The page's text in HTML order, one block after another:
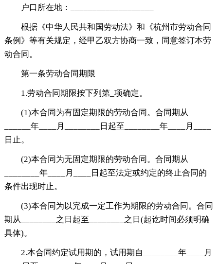
户口所在地：___________________
根据《中华人民共和国劳动法》和《杭州市劳动合同
条例》等有关规定，经甲乙双方协商一致，同意签订本劳
动合同。
第一条劳动合同期限
1.劳动合同期限按下列第_项确定。
(1)本合同为有固定期限的劳动合同。合同期从
______年____月________日起至________年____月____
日止。
(2)本合同为无固定期限的劳动合同。合同期从
________年____月____日起至法定或约定的终止合同的
条件出现时止。
(3)本合同为以完成一定工作为期限的劳动合同。合同
期从________之日起至________之日(起讫时间必须明确
具体)。
2.本合同约定试用期的，试用期自________年____月